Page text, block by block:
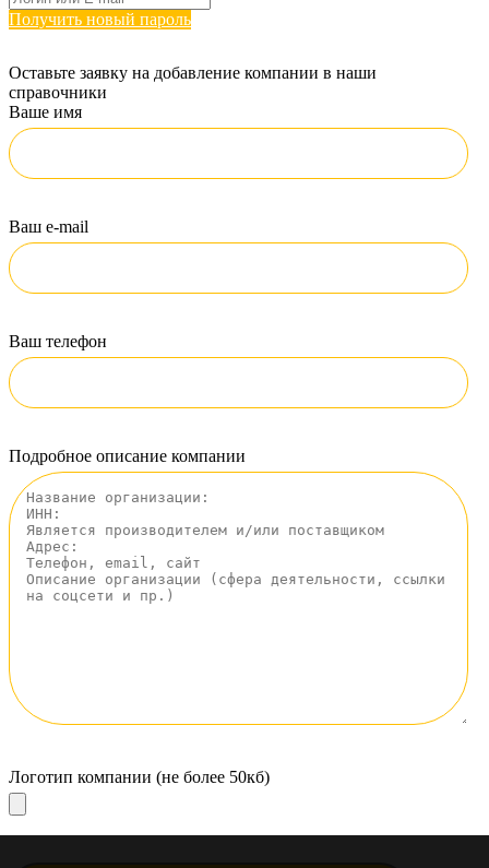
Получить новый пароль
Оставьте заявку на добавление компании в наши
справочники
Ваше имя
Ваш e-mail
Ваш телефон
Подробное описание компании
Логотип компании (не более 50кб)